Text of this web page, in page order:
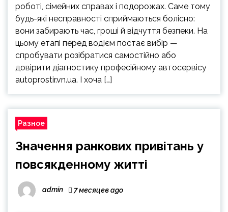
роботі, сімейних справах і подорожах. Саме тому
будь-які несправності сприймаються болісно:
вони забирають час, гроші й відчуття безпеки. На
цьому етапі перед водієм постає вибір —
спробувати розібратися самостійно або
довірити діагностику професійному автосервісу
autoprostir.vn.ua. І хоча […]
Разное
Значення ранкових привітань у
повсякденному житті
admin 7 месяцев ago